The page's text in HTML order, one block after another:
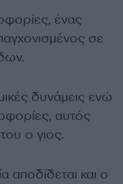
ένας
σε
δυνάμεις ενώ
αυτός
ο γιος.
αποδίδεται και ο